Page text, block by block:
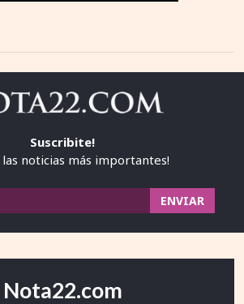
Suscribite!
noticias más importantes!
Nota22.com